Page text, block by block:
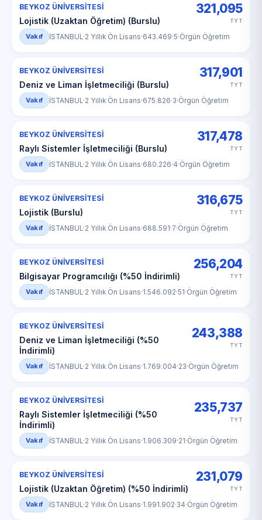
BEYKOZ ÜNİVERSİTESİ
Lojistik (Uzaktan Öğretim) (Burslu)
321,095
TYT
Vakıf İSTANBUL ·2 Yıllık Ön Lisans·643.469·5·Örgün Öğretim
BEYKOZ ÜNİVERSİTESİ
Deniz ve Liman İşletmeciliği (Burslu)
317,901
TYT
Vakıf İSTANBUL ·2 Yıllık Ön Lisans·675.826·3·Örgün Öğretim
BEYKOZ ÜNİVERSİTESİ
Raylı Sistemler İşletmeciliği (Burslu)
317,478
TYT
Vakıf İSTANBUL ·2 Yıllık Ön Lisans·680.226·4·Örgün Öğretim
BEYKOZ ÜNİVERSİTESİ
Lojistik (Burslu)
316,675
TYT
Vakıf İSTANBUL ·2 Yıllık Ön Lisans·688.591·7·Örgün Öğretim
BEYKOZ ÜNİVERSİTESİ
Bilgisayar Programcılığı (%50 İndirimli)
256,204
TYT
Vakıf İSTANBUL ·2 Yıllık Ön Lisans·1.546.092·51·Örgün Öğretim
BEYKOZ ÜNİVERSİTESİ
Deniz ve Liman İşletmeciliği (%50
İndirimli)
243,388
TYT
Vakıf İSTANBUL ·2 Yıllık Ön Lisans·1.769.004·23·Örgün Öğretim
BEYKOZ ÜNİVERSİTESİ
Raylı Sistemler İşletmeciliği (%50
İndirimli)
235,737
TYT
Vakıf İSTANBUL ·2 Yıllık Ön Lisans·1.906.309·21·Örgün Öğretim
BEYKOZ ÜNİVERSİTESİ
Lojistik (Uzaktan Öğretim) (%50 İndirimli)
231,079
TYT
Vakıf İSTANBUL ·2 Yıllık Ön Lisans·1.991.902·34·Örgün Öğretim